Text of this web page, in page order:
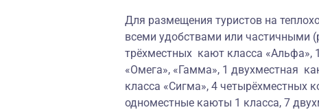
Для размещения туристов на
всеми удобствами или частичными
трёхместных кают класса «Альфа»,
«Омега», «Гамма», 1 двухместная
класса «Сигма», 4 четырёхместных
одноместные каюты 1 класса, 7